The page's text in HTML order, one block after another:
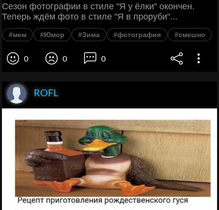
Сезон фотографии в стиле "Я у ёлки" окончен.
Теперь ждём фото в стиле "Я в проруби"...
#мем #Юмор #Зима #фотография #смешно
0 0 0
ROFL